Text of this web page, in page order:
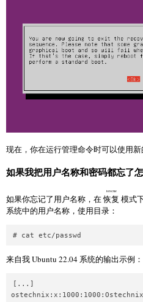
现在，你在运行管理命令时可以使用新
如果我把用户名称和密码都忘了
如果你忘记了用户名称，在恢复
rescue
模式
系统中的用户名称，使用目录：
来自我 Ubuntu 22.04 系统的输出示例：
[...]